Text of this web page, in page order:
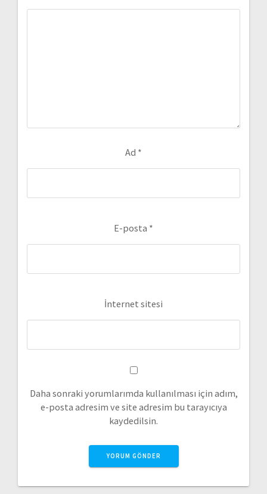
Ad *
E-posta *
İnternet sitesi
Daha sonraki yorumlarımda kullanılması için adım,
e-posta adresim ve site adresim bu tarayıcıya
kaydedilsin.